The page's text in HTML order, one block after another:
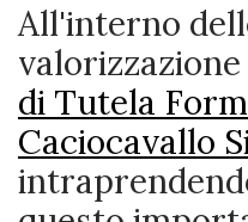
All'interno
di Tutela
Caciocavallo